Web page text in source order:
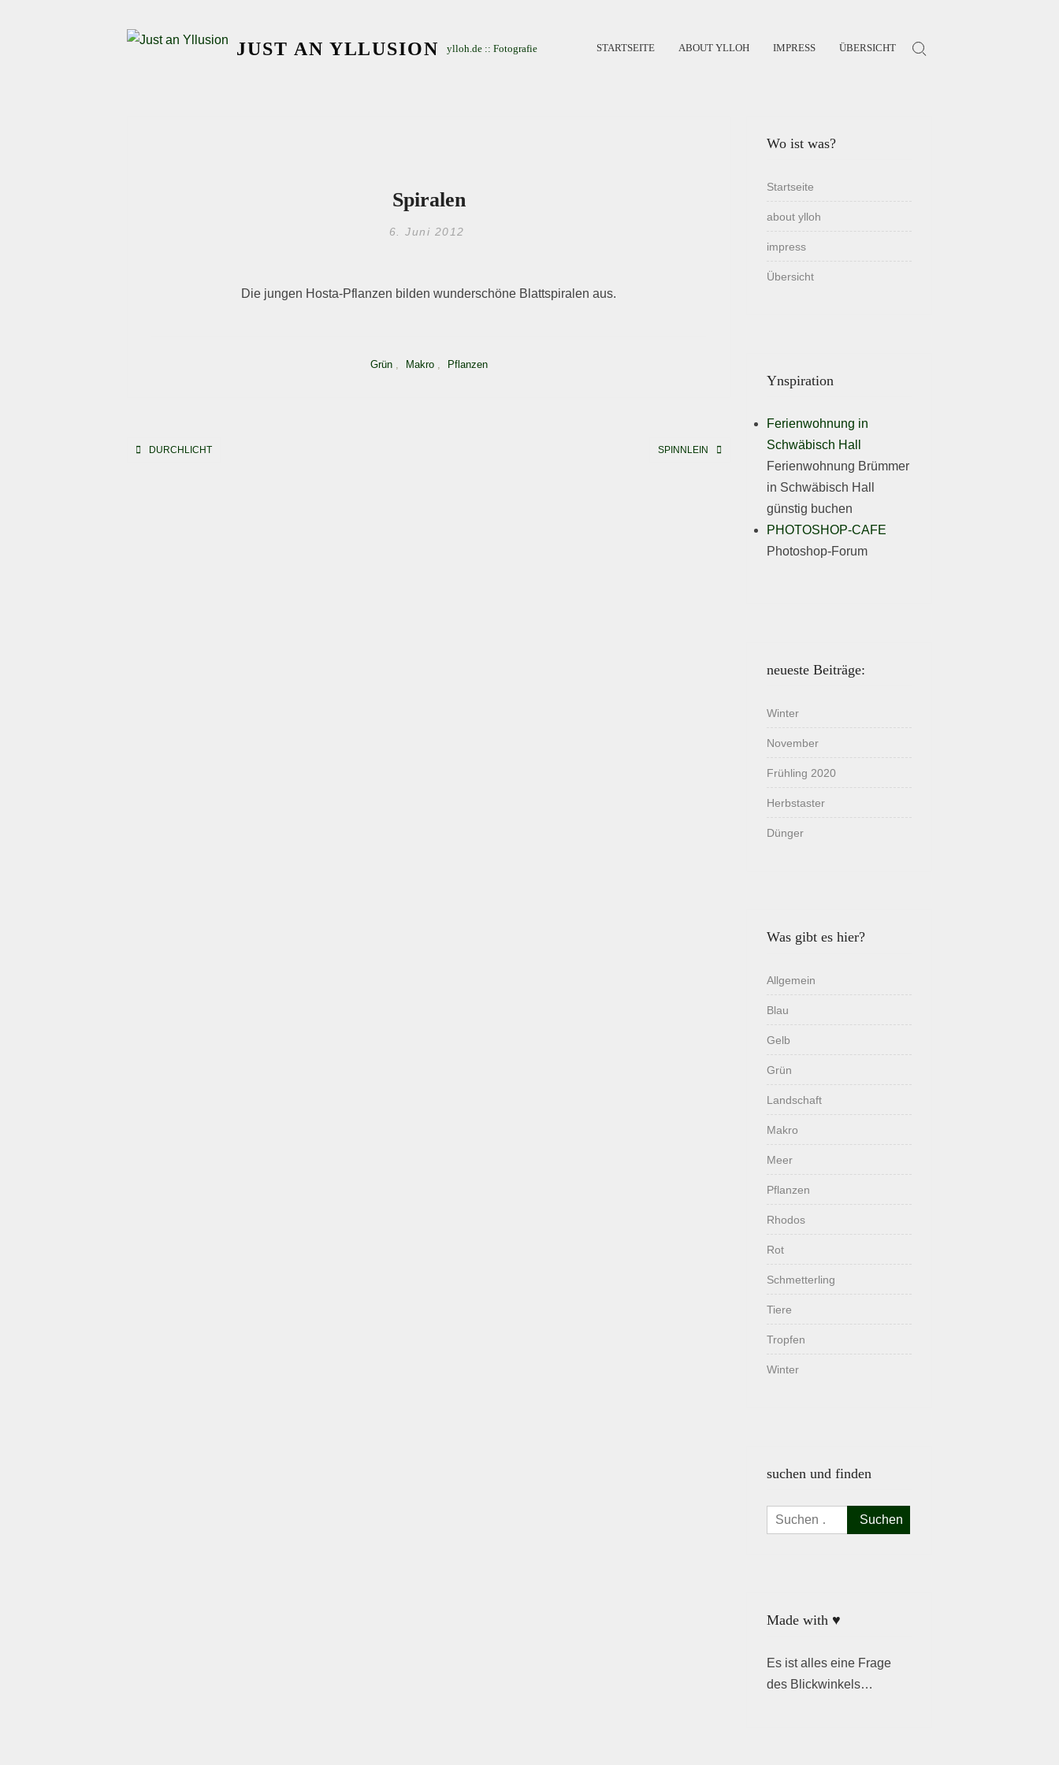
JUST AN YLLUSION ylloh.de :: Fotografie STARTSEITE ABOUT YLLOH IMPRESS ÜBERSICHT Search for:
Spiralen
6. Juni 2012
Die jungen Hosta-Pflanzen bilden wunderschöne Blattspiralen aus.
Grün, Makro, Pflanzen
Beitragsnavigation
DURCHLICHT SPINNLEIN
Wo ist was?
Startseite
about ylloh
impress
Übersicht
Ynspiration
Ferienwohnung in
Schwäbisch Hall
Ferienwohnung Brümmer
in Schwäbisch Hall
günstig buchen
PHOTOSHOP-CAFE
Photoshop-Forum
neueste Beiträge:
Winter
November
Frühling 2020
Herbstaster
Dünger
Was gibt es hier?
Allgemein
Blau
Gelb
Grün
Landschaft
Makro
Meer
Pflanzen
Rhodos
Rot
Schmetterling
Tiere
Tropfen
Winter
suchen und finden
Suchen
nach:
Made with ♥
Es ist alles eine Frage
des Blickwinkels…